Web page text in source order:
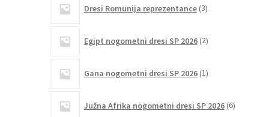
Dresi Romunija reprezentance 3izdelki
Egipt nogometni dresi SP 2026 2izdelka
Gana nogometni dresi SP 2026 1izdelek
Južna Afrika nogometni dresi SP 2026 6izdelkov